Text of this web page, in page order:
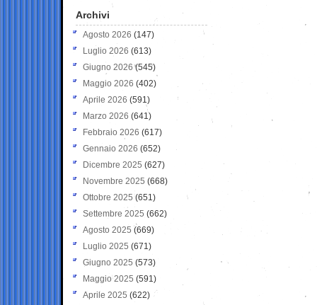
Archivi
Agosto 2026 (147)
Luglio 2026 (613)
Giugno 2026 (545)
Maggio 2026 (402)
Aprile 2026 (591)
Marzo 2026 (641)
Febbraio 2026 (617)
Gennaio 2026 (652)
Dicembre 2025 (627)
Novembre 2025 (668)
Ottobre 2025 (651)
Settembre 2025 (662)
Agosto 2025 (669)
Luglio 2025 (671)
Giugno 2025 (573)
Maggio 2025 (591)
Aprile 2025 (622)